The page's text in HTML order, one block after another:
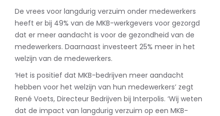
De vrees voor langdurig verzuim onder medewerkers
heeft er bij 49% van de MKB-werkgevers voor gezorgd
dat er meer aandacht is voor de gezondheid van de
medewerkers. Daarnaast investeert 25% meer in het
welzijn van de medewerkers.
‘Het is positief dat MKB-bedrijven meer aandacht
hebben voor het welzijn van hun medewerkers’ zegt
René Voets, Directeur Bedrijven bij Interpolis. ‘Wij weten
dat de impact van langdurig verzuim op een MKB-